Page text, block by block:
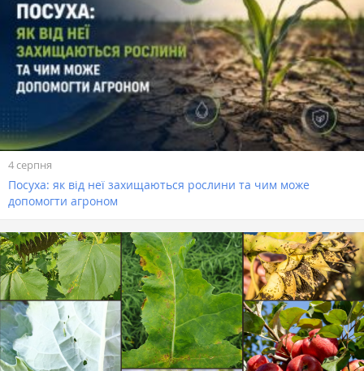
4 серпня
Посуха: як від неї захищаються рослини та чим може
допомогти агроном